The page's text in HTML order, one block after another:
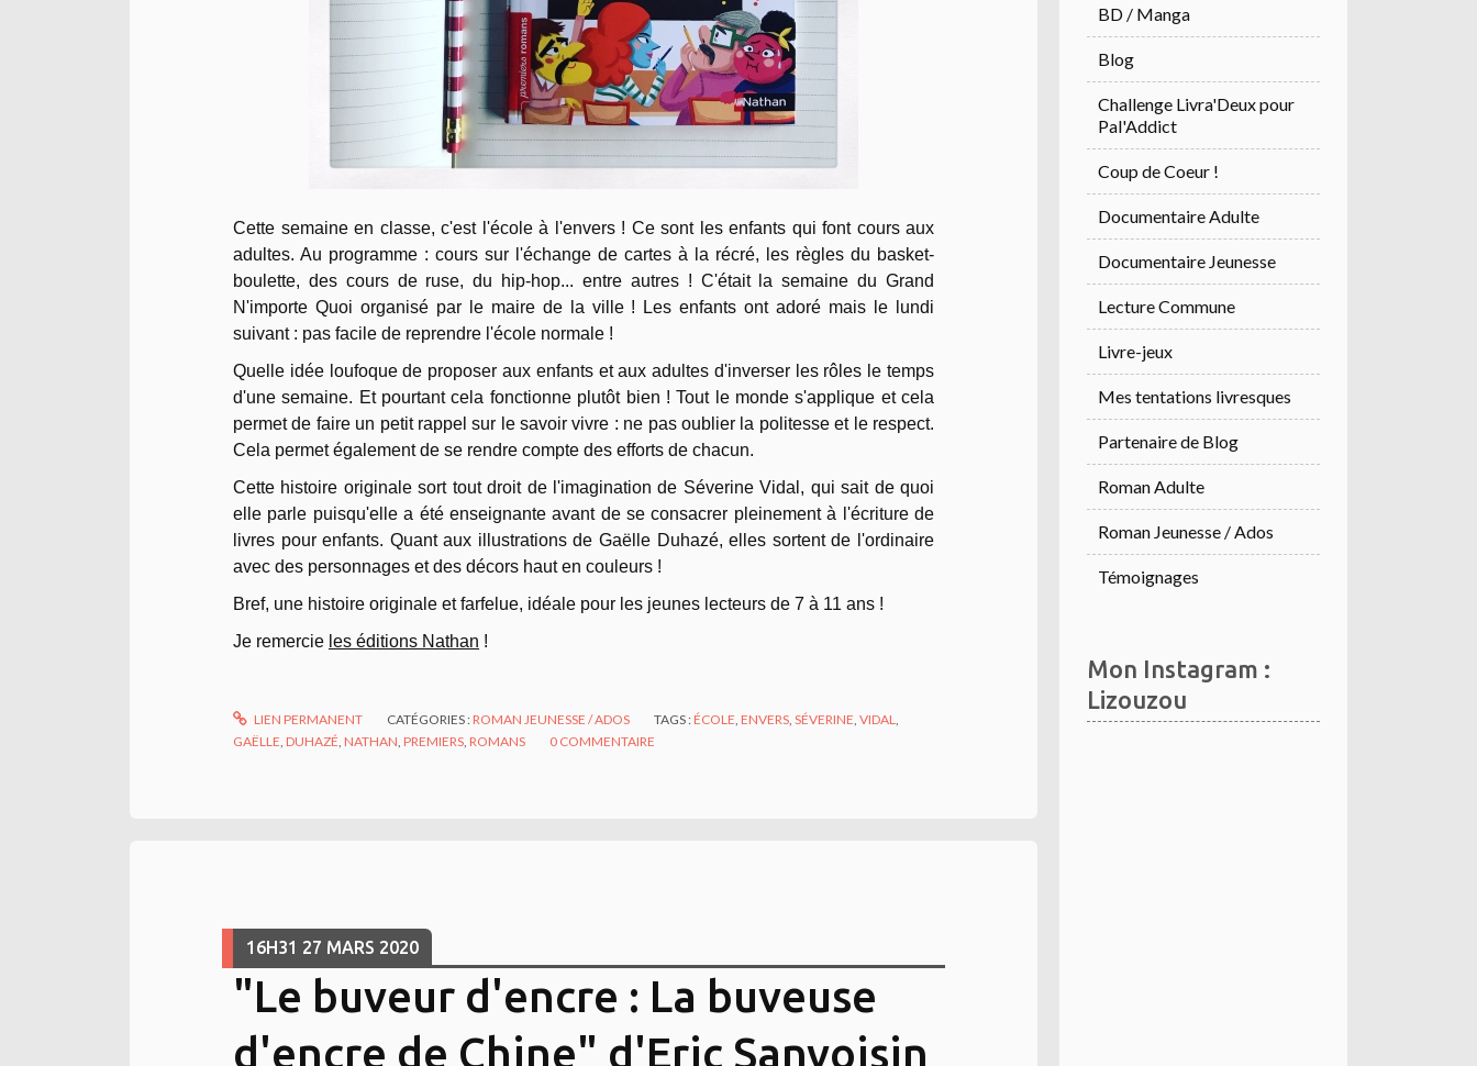
Cette semaine en classe, c'est l'école à l'envers ! Ce sont les enfants qui font cours aux
adultes. Au programme : cours sur l'échange de cartes à la récré, les règles du basket-
boulette, des cours de ruse, du hip-hop... entre autres ! C'était la semaine du Grand
N'importe Quoi organisé par le maire de la ville ! Les enfants ont adoré mais le lundi
suivant : pas facile de reprendre l'école normale !
Quelle idée loufoque de proposer aux enfants et aux adultes d'inverser les rôles le temps
d'une semaine. Et pourtant cela fonctionne plutôt bien ! Tout le monde s'applique et cela
permet de faire un petit rappel sur le savoir vivre : ne pas oublier la politesse et le respect.
Cela permet également de se rendre compte des efforts de chacun.
Cette histoire originale sort tout droit de l'imagination de Séverine Vidal, qui sait de quoi
elle parle puisqu'elle a été enseignante avant de se consacrer pleinement à l'écriture de
livres pour enfants. Quant aux illustrations de Gaëlle Duhazé, elles sortent de l'ordinaire
avec des personnages et des décors haut en couleurs !
Bref, une histoire originale et farfelue, idéale pour les jeunes lecteurs de 7 à 11 ans !
Je remercie les éditions Nathan !
LIEN PERMANENT CATÉGORIES :ROMAN JEUNESSE / ADOS TAGS :ÉCOLE ,ENVERS ,SÉVERINE ,VIDAL
GAËLLE DUHAZÉ NATHAN PREMIERS ROMANS 0 COMMENTAIRE
16H31 27 MARS 2020
"Le buveur d'encre : La buveuse
d'encre de Chine" d'Eric Sanvoisin
BD / Manga
Blog
Challenge Livra'Deux pour
Pal'Addict
Coup de Coeur !
Documentaire Adulte
Documentaire Jeunesse
Lecture Commune
Livre-jeux
Mes tentations livresques
Partenaire de Blog
Roman Adulte
Roman Jeunesse / Ados
Témoignages
Mon Instagram :
Lizouzou